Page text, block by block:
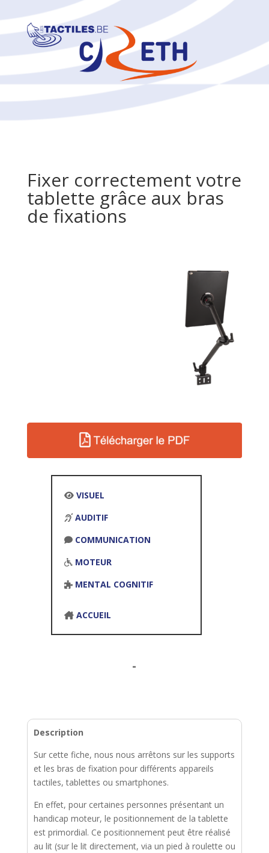
Fixer correctement votre
tablette grâce aux bras
de fixations
VISUEL
AUDITIF
COMMUNICATION
MOTEUR
MENTAL COGNITIF
ACCUEIL
-
Description
Sur cette fiche, nous nous arrêtons sur les supports
et les bras de fixation pour différents appareils
tactiles, tablettes ou smartphones.
En effet, pour certaines personnes présentant un
handicap moteur, le positionnement de la tablette
est primordial. Ce positionnement peut être réalisé
au lit (sur le lit directement, via un pied à roulette ou